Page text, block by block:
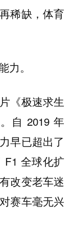
稀缺，体育
力。
《极速求生
自 2019 年
早已超出了
F1 全球化扩
改变老车迷
赛车毫无兴